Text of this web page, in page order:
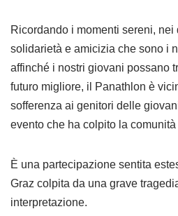
Ricordando i momenti sereni,
solidarietà e amicizia che sono i
affinché i nostri giovani possano
futuro migliore, il Panathlon è
sofferenza ai genitori delle
evento che ha colpito la comunità
È una partecipazione sentita
Graz colpita da una grave
interpretazione.